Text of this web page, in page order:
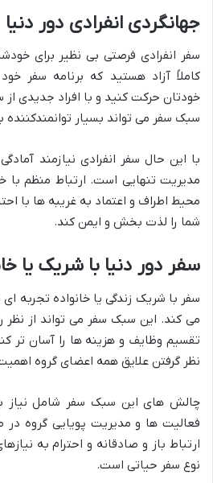
جهانگردی انفرادی دور دنیا
سفر انفرادی فرصتی بی نظیر برای
کاملاً آزاد هستید که برنامه سفر
خودتان حرکت کنید و با افراد جدیدی
سبک سفر می تواند بسیار توانمندکننده
با این حال سفر انفرادی نیازمند
مدیریت تنهایی است. ارتباط منظم با
محیط اطراف و اعتماد به غریبه ها با
شما را لذت بخش و ایمن کند.
سفر دور دنیا با شریک یا
سفر با شریک زندگی یا خانواده تجربه
می کند. این سبک سفر می تواند از
تقسیم وظایف و هزینه ها را آسان تر
نظر گرفتن علایق همه اعضای گروه
چالش های این سبک سفر شامل نیاز
فعالیت ها و مدیریت پویایی گروه
ارتباط باز و صادقانه و احترام به
نوع سفر حیاتی است.